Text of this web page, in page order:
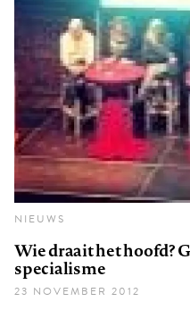
NIEUWS
Wie draait het hoofd?
specialisme
23 NOVEMBER 2012